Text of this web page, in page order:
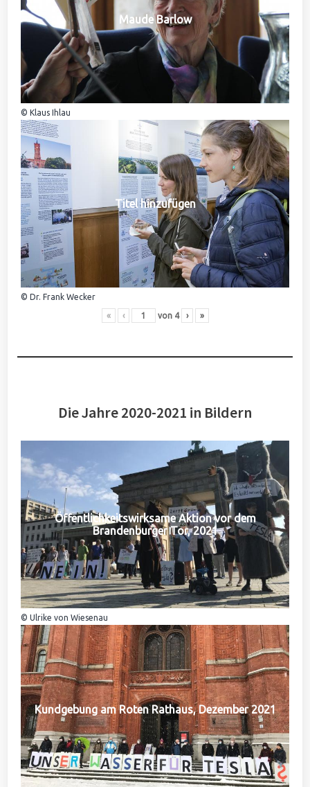
Maude Barlow
© Klaus Ihlau
Titel hinzufügen
© Dr. Frank Wecker
« ‹ von 4 › »
Die Jahre 2020-2021 in Bildern
Öffentlichkeitswirksame Aktion vor dem
Brandenburger Tor, 2021
© Ulrike von Wiesenau
Kundgebung am Roten Rathaus, Dezember 2021